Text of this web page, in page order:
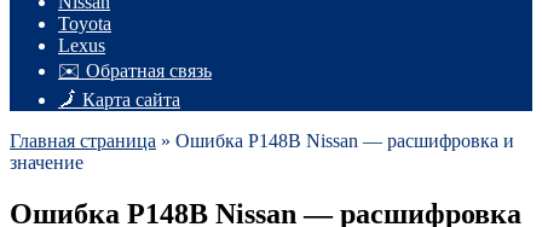
Toyota
Lexus
✉️ Обратная связь
🗾 Карта сайта
Главная страница » Ошибка P148B Nissan — расшифровка и
значение
Ошибка P148B Nissan — расшифровка